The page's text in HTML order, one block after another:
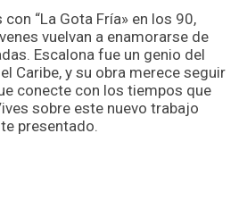
“La Gota Fría» en los 90,
vuelvan a enamorarse de
Escalona fue un genio del
Caribe, y su obra merece seguir
conecte con los tiempos que
sobre este nuevo trabajo
presentado.